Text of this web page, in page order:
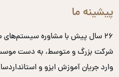
پیشینه ما
۲۶ سال پیش با مشاوره
شرکت بزرگ و متوسط، به دست
وارد جریان آموزش ایزو و